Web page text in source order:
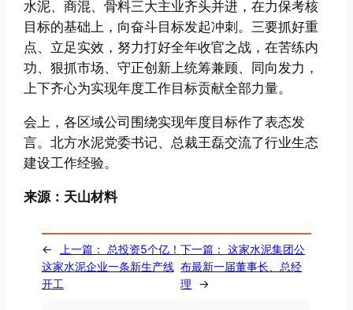
水泥、商混、骨料三大主业齐头并进，在力保考核
目标的基础上，向奋斗目标发起冲刺。三要抓好重
点、立足实效，努力打好全年收官之战，在苦练内
功、狠抓市场、守正创新上统筹兼顾、同向发力，
上下齐心为实现年度工作目标贡献全部力量。
会上，各区域公司围绕实现年度目标作了表态发
言。北方水泥党委书记、总裁王磊交流了行业生态
建设工作经验。
来源：天山材料
← 上一篇： 总投资5个亿！
这家水泥企业一条新生产线
开工
下一篇：
这家水泥集团公
布最新一届董事长、总经
理
→